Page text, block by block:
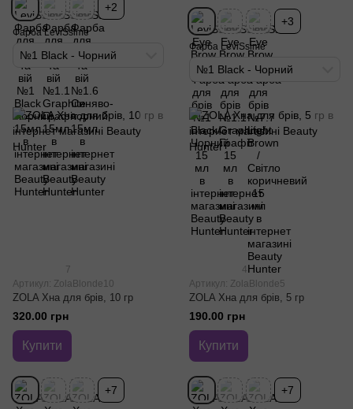
+2
Фарба LeviSsime
№1 Black - Чорний
+3
Фарба LeviSsime
№1 Black - Чорний
7
Артикул: ZolaBlonde10
ZOLA Хна для брів, 10 гр
320.00 грн
Купити
+7
4
Артикул: ZolaBlonde5
ZOLA Хна для брів, 5 гр
190.00 грн
Купити
+7